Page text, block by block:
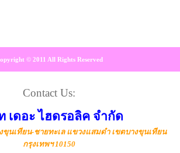
© 2011 All Rights Reserved
Contact Us:
เดอะ ไฮดรอลิค จำกัด
ขุนเทียน-ชายทะเล แขวงแสมดำ เขตบางขุนเทียน
กรุงเทพฯ 10150